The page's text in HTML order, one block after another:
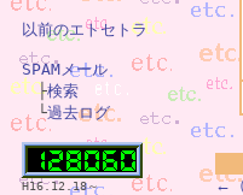
←
以前のエトセトラ
SPAMメール
├検索
└過去ログ
H16.12.18～